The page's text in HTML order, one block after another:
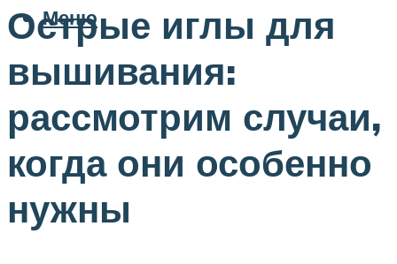
Меню
Острые иглы для
вышивания:
рассмотрим случаи,
когда они особенно
нужны